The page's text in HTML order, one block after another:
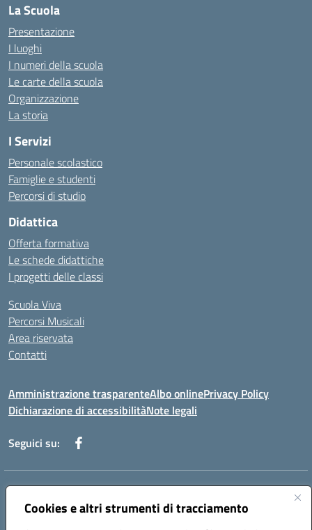
Cookies e altri strumenti di tracciamento
La Scuola
Presentazione
I luoghi
I numeri della scuola
Le carte della scuola
Organizzazione
La storia
I Servizi
Personale scolastico
Famiglie e studenti
Percorsi di studio
Didattica
Offerta formativa
Le schede didattiche
I progetti delle classi
Scuola Viva
Percorsi Musicali
Area riservata
Contatti
Amministrazione trasparenteAlbo onlinePrivacy Policy
Dichiarazione di accessibilitàNote legali
Seguici su:
Indirizzo:
Centralino:089868360 Email:saic857007@istruzione.it